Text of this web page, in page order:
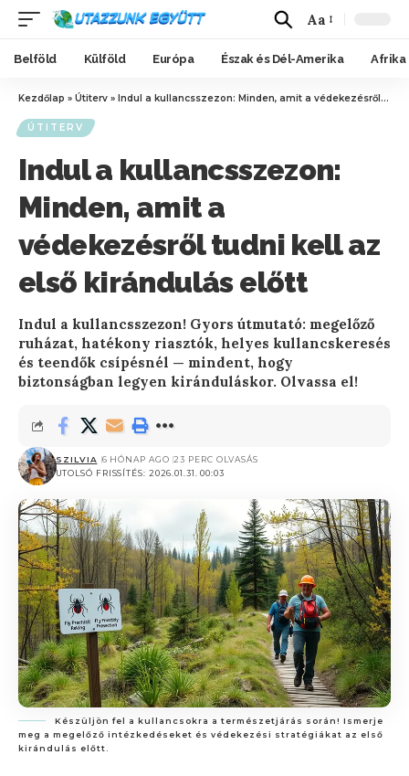
Aa
Belföld Külföld Európa Észak és Dél-Amerika Afrika
Kezdőlap » Útiterv » Indul a kullancsszezon: Minden, amit a védekezésről tudni kell az első kirándulás előtt
ÚTITERV
Indul a kullancsszezon:
Minden, amit a
védekezésről tudni kell az
első kirándulás előtt
Indul a kullancsszezon! Gyors útmutató: megelőző
ruházat, hatékony riasztók, helyes kullancskeresés
és teendők csípésnél — mindent, hogy
biztonságban legyen kiránduláskor. Olvassa el!
UTOLSÓ FRISSÍTÉS: 2026.01.31. 00:03
SZILVIA 6 HÓNAP AGO 23 PERC OLVASÁS
Készüljön fel a kullancsokra a természetjárás során! Ismerje
meg a megelőző intézkedéseket és védekezési stratégiákat az első
kirándulás előtt.